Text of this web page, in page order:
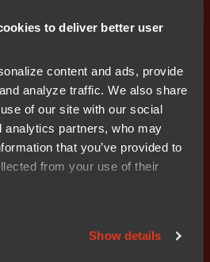
to deliver better user
content and ads, provide
analyze traffic. We also share
of our site with our social
analytics partners, who may
that you’ve provided to
from your use of their
Show details
다른 규칙 세트와 함께 MISRA
및 CERT C++ 표준을 비롯한 다
다. C-STAT는 특정 요구 사항과
정할 수 있어 사용자 친화적인 환
빌드 체인과 원활하게 작동하
확하고 실행 가능한 보고서를 제
젝트에 대한 TÜV SÜD의 인증을
뢰성을 보장합니다.